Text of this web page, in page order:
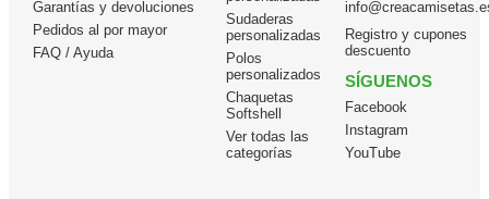
Garantías y devoluciones
Pedidos al por mayor
FAQ / Ayuda
Sudaderas
personalizadas
Polos
personalizados
Chaquetas
Softshell
Ver todas las
categorías
Registro y cupones
descuento
SÍGUENOS
Facebook
Instagram
YouTube